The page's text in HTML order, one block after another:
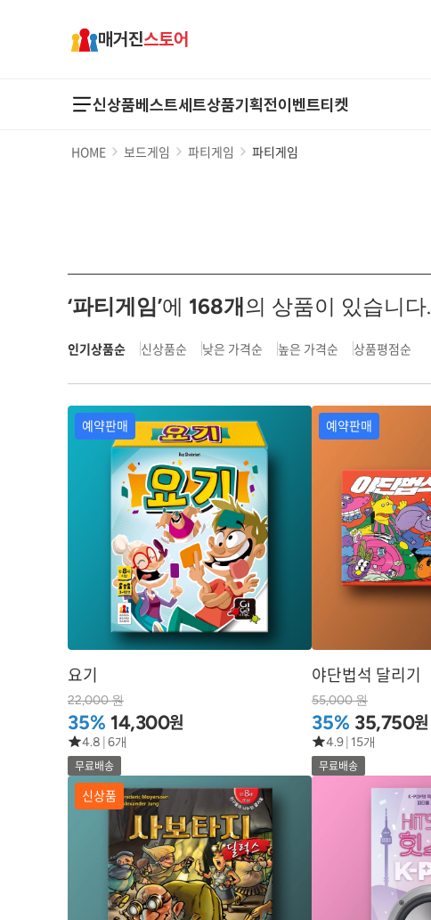
매거진스토어
신상품베스트세트상품기획전이벤트티켓
HOME 보드게임 파티게임 파티게임
‘파티게임’에 168개 의 상품이 있습니다.
인기상품순 신상품순 낮은 가격순 높은 가격순 상품평점순
예약판매
요기
22,000 원
35% 14,300원
4.8 6개
무료배송
예약판매
야단법석 달리기
55,000 원
35% 35,750원
4.9 15개
무료배송
신상품